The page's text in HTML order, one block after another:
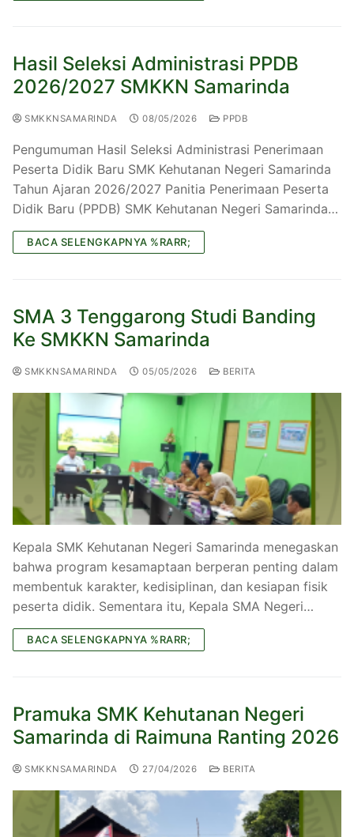
Hasil Seleksi Administrasi PPDB
2026/2027 SMKKN Samarinda
SMKKNSAMARINDA 08/05/2026 PPDB
Pengumuman Hasil Seleksi Administrasi Penerimaan
Peserta Didik Baru SMK Kehutanan Negeri Samarinda
Tahun Ajaran 2026/2027 Panitia Penerimaan Peserta
Didik Baru (PPDB) SMK Kehutanan Negeri Samarinda…
BACA SELENGKAPNYA %RARR;
SMA 3 Tenggarong Studi Banding
Ke SMKKN Samarinda
SMKKNSAMARINDA 05/05/2026 BERITA
Kepala SMK Kehutanan Negeri Samarinda menegaskan
bahwa program kesamaptaan berperan penting dalam
membentuk karakter, kedisiplinan, dan kesiapan fisik
peserta didik. Sementara itu, Kepala SMA Negeri…
BACA SELENGKAPNYA %RARR;
Pramuka SMK Kehutanan Negeri
Samarinda di Raimuna Ranting 2026
SMKKNSAMARINDA 27/04/2026 BERITA